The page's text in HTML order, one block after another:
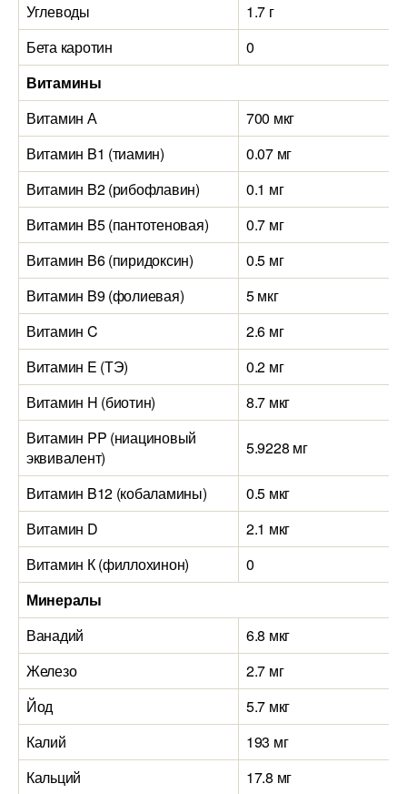
Углеводы
1.7 г
Бета каротин
0
Витамины
Витамин А
700 мкг
Витамин B1 (тиамин)
0.07 мг
Витамин B2 (рибофлавин)
0.1 мг
Витамин B5 (пантотеновая)
0.7 мг
Витамин B6 (пиридоксин)
0.5 мг
Витамин B9 (фолиевая)
5 мкг
Витамин C
2.6 мг
Витамин E (ТЭ)
0.2 мг
Витамин H (биотин)
8.7 мкг
Витамин PP (ниациновый
эквивалент)
5.9228 мг
Витамин B12 (кобаламины)
0.5 мкг
Витамин D
2.1 мкг
Витамин К (филлохинон)
0
Минералы
Ванадий
6.8 мкг
Железо
2.7 мг
Йод
5.7 мкг
Калий
193 мг
Кальций
17.8 мг